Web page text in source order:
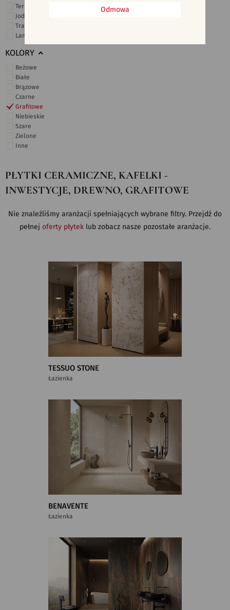
Terrazzo
Jodełka
Trawertyn
Lamele
KOLORY
Beżowe
Białe
Brązowe
Czarne
Grafitowe
Niebieskie
Szare
Zielone
Inne
PŁYTKI CERAMICZNE, KAFELKI -
INWESTYCJE, DREWNO, GRAFITOWE
Nie znaleźliśmy aranżacji spełniających wybrane filtry. Przejdź do
pełnej oferty płytek lub zobacz nasze pozostałe aranżacje.
TESSUO STONE
Łazienka
BENAVENTE
Łazienka
Odmowa